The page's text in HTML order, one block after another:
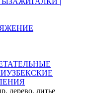
УЗБЕКСКИЕ
дерево, литье